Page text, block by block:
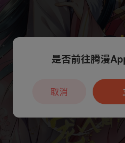
本章节仅支持App阅读
户7天免
是否前往腾漫
取消